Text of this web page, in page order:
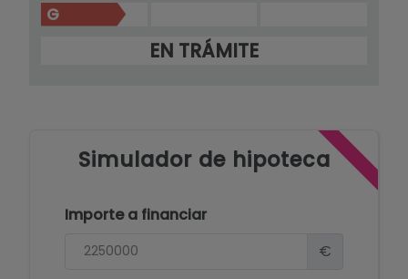
G
EN TRÁMITE
Simulador de hipoteca
Importe a financiar
€